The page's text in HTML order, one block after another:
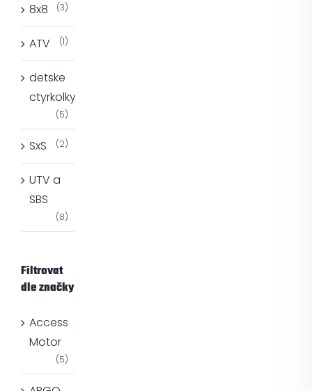
8x8 (3)
ATV (1)
detske
ctyrkolky
(5)
SxS (2)
UTV a
SBS
(8)
Filtrovat
dle značky
Access
Motor
(5)